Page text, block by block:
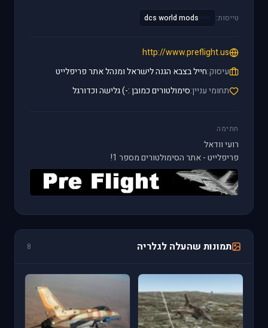
טייסות: dcs world mods
http://www.preflight.us
עיסוק:חייל בצבא הגנה לישראל ומנהל אתר פריפלייט
תחומי עניין:סימולטורים כמובן :-) גלישה וכדורגל
חתימה
רועי וודאל
פריפלייט - אתר הסימולטורים מספר 1!
תמונות שהעלה לגלריה 8